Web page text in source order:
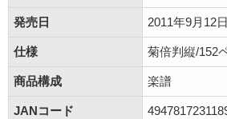
発売日 2011年9月12日
仕様 菊倍判縦/152
商品構成 楽譜
JANコード